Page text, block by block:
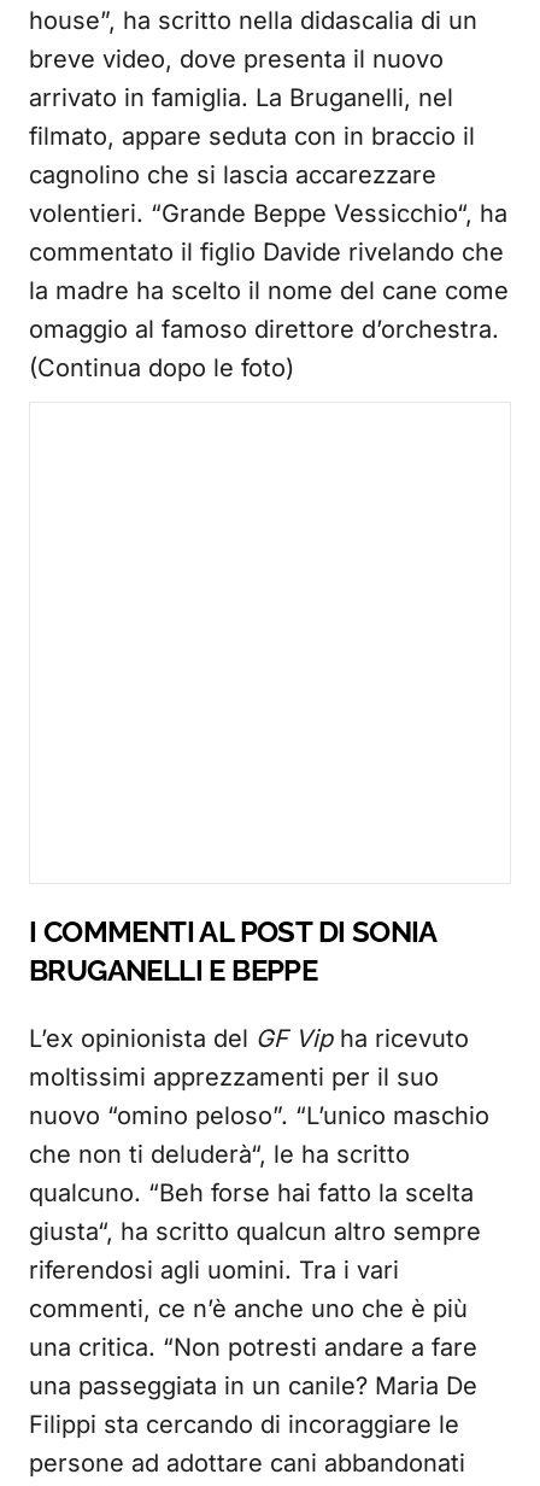
house”, ha scritto nella didascalia di un
breve video, dove presenta il nuovo
arrivato in famiglia. La Bruganelli, nel
filmato, appare seduta con in braccio il
cagnolino che si lascia accarezzare
volentieri. “Grande Beppe Vessicchio“, ha
commentato il figlio Davide rivelando che
la madre ha scelto il nome del cane come
omaggio al famoso direttore d’orchestra.
(Continua dopo le foto)
I COMMENTI AL POST DI SONIA
BRUGANELLI E BEPPE
L’ex opinionista del GF Vip ha ricevuto
moltissimi apprezzamenti per il suo
nuovo “omino peloso”. “L’unico maschio
che non ti deluderà“, le ha scritto
qualcuno. “Beh forse hai fatto la scelta
giusta“, ha scritto qualcun altro sempre
riferendosi agli uomini. Tra i vari
commenti, ce n’è anche uno che è più
una critica. “Non potresti andare a fare
una passeggiata in un canile? Maria De
Filippi sta cercando di incoraggiare le
persone ad adottare cani abbandonati